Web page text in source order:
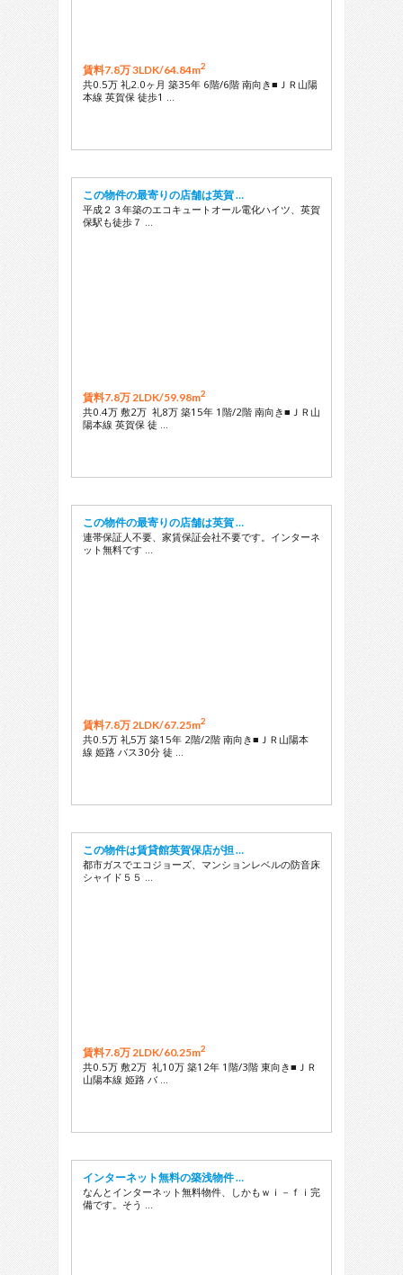
賃料7.8万 3LDK/64.84m2
共0.5万 礼2.0ヶ月 築35年 6階/6階 南向き■ＪＲ山陽
本線 英賀保 徒歩1 …
この物件の最寄りの店舗は英賀 …
平成２３年築のエコキュートオール電化ハイツ、英賀
保駅も徒歩７ …
賃料7.8万 2LDK/59.98m2
共0.4万 敷2万 礼8万 築15年 1階/2階 南向き■ＪＲ山
陽本線 英賀保 徒 …
この物件の最寄りの店舗は英賀 …
連帯保証人不要、家賃保証会社不要です。インターネ
ット無料です …
賃料7.8万 2LDK/67.25m2
共0.5万 礼5万 築15年 2階/2階 南向き■ＪＲ山陽本
線 姫路 バス30分 徒 …
この物件は賃貸館英賀保店が担 …
都市ガスでエコジョーズ、マンションレベルの防音床
シャイド５５ …
賃料7.8万 2LDK/60.25m2
共0.5万 敷2万 礼10万 築12年 1階/3階 東向き■ＪＲ
山陽本線 姫路 バ …
インターネット無料の築浅物件 …
なんとインターネット無料物件、しかもｗｉ－ｆｉ完
備です。そう …